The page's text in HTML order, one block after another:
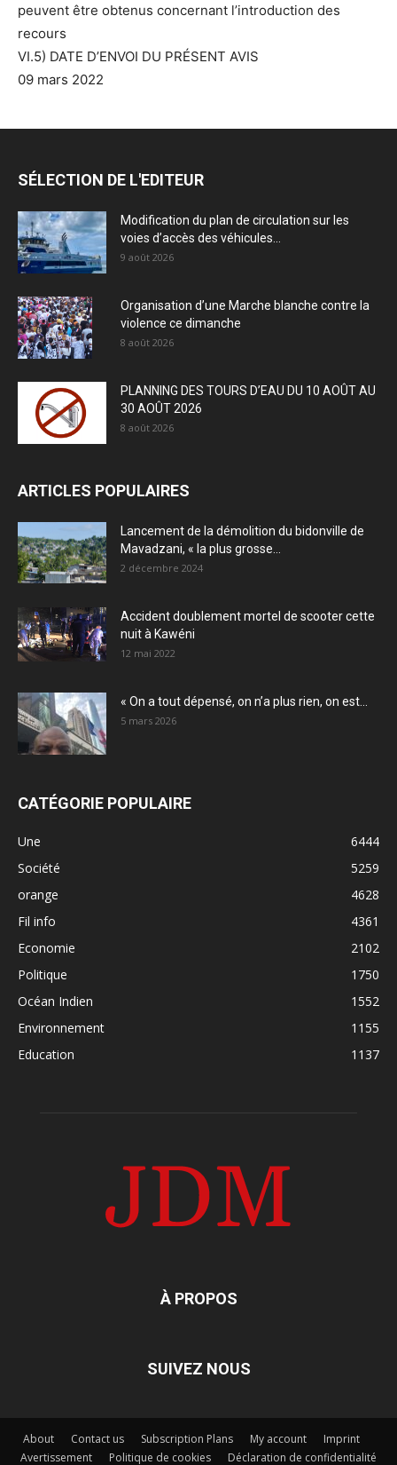
peuvent être obtenus concernant l’introduction des
recours
VI.5) DATE D’ENVOI DU PRÉSENT AVIS
09 mars 2022
SÉLECTION DE L'EDITEUR
Modification du plan de circulation sur les
voies d’accès des véhicules...
9 août 2026
Organisation d’une Marche blanche contre la
violence ce dimanche
8 août 2026
PLANNING DES TOURS D’EAU DU 10 AOÛT AU
30 AOÛT 2026
8 août 2026
ARTICLES POPULAIRES
Lancement de la démolition du bidonville de
Mavadzani, « la plus grosse...
2 décembre 2024
Accident doublement mortel de scooter cette
nuit à Kawéni
12 mai 2022
« On a tout dépensé, on n’a plus rien, on est...
5 mars 2026
CATÉGORIE POPULAIRE
Une
6444
Société
5259
orange
4628
Fil info
4361
Economie
2102
Politique
1750
Océan Indien
1552
Environnement
1155
Education
1137
À PROPOS
SUIVEZ NOUS
About Contact us Subscription Plans My account
Imprint
Avertissement
Politique de cookies Déclaration de confidentialité